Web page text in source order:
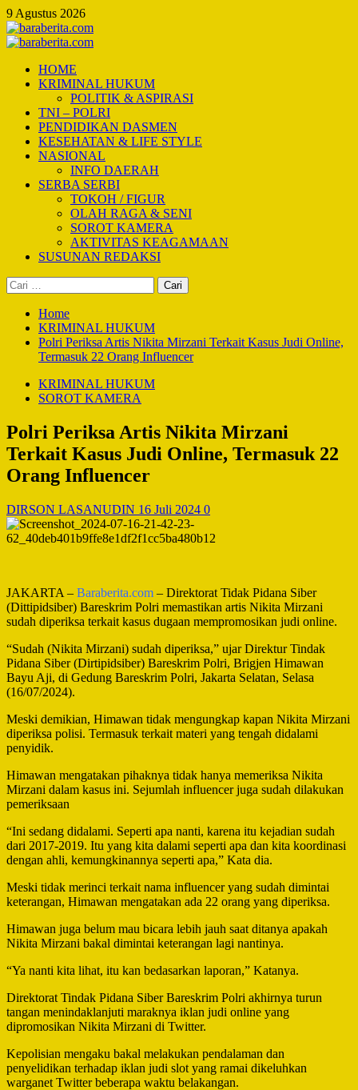
Skip
to
content
9 Agustus 2026
Primary
HOME
KRIMINAL HUKUM
POLITIK & ASPIRASI
TNI – POLRI
PENDIDIKAN DASMEN
KESEHATAN & LIFE STYLE
NASIONAL
INFO DAERAH
SERBA SERBI
TOKOH / FIGUR
OLAH RAGA & SENI
SOROT KAMERA
AKTIVITAS KEAGAMAAN
SUSUNAN REDAKSI
Cari
untuk:
Home
KRIMINAL HUKUM
Polri Periksa Artis Nikita Mirzani Terkait Kasus Judi Online,
Termasuk 22 Orang Influencer
KRIMINAL HUKUM
SOROT KAMERA
Polri Periksa Artis Nikita Mirzani
Terkait Kasus Judi Online, Termasuk 22
Orang Influencer
DIRSON LASANUDIN 16 Juli 2024 0
JAKARTA – Baraberita.com – Direktorat Tidak Pidana Siber
(Dittipidsiber) Bareskrim Polri memastikan artis Nikita Mirzani
sudah diperiksa terkait kasus dugaan mempromosikan judi online.
“Sudah (Nikita Mirzani) sudah diperiksa,” ujar Direktur Tindak
Pidana Siber (Dirtipidsiber) Bareskrim Polri, Brigjen Himawan
Bayu Aji, di Gedung Bareskrim Polri, Jakarta Selatan, Selasa
(16/07/2024).
Meski demikian, Himawan tidak mengungkap kapan Nikita Mirzani
diperiksa polisi. Termasuk terkait materi yang tengah didalami
penyidik.
Himawan mengatakan pihaknya tidak hanya memeriksa Nikita
Mirzani dalam kasus ini. Sejumlah influencer juga sudah dilakukan
pemeriksaan
“Ini sedang didalami. Seperti apa nanti, karena itu kejadian sudah
dari 2017-2019. Itu yang kita dalami seperti apa dan kita koordinasi
dengan ahli, kemungkinannya seperti apa,” Kata dia.
Meski tidak merinci terkait nama influencer yang sudah dimintai
keterangan, Himawan mengatakan ada 22 orang yang diperiksa.
Himawan juga belum mau bicara lebih jauh saat ditanya apakah
Nikita Mirzani bakal dimintai keterangan lagi nantinya.
“Ya nanti kita lihat, itu kan bedasarkan laporan,” Katanya.
Direktorat Tindak Pidana Siber Bareskrim Polri akhirnya turun
tangan menindaklanjuti maraknya iklan judi online yang
dipromosikan Nikita Mirzani di Twitter.
Kepolisian mengaku bakal melakukan pendalaman dan
penyelidikan terhadap iklan judi slot yang ramai dikeluhkan
warganet Twitter beberapa waktu belakangan.